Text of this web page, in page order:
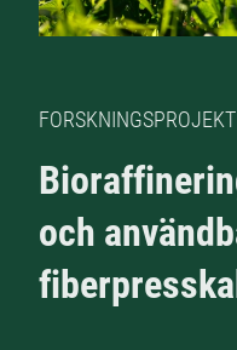
FORSKNINGSPROJEKT
och